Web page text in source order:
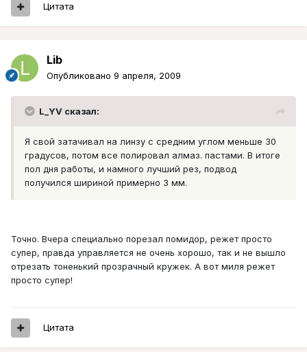
Цитата
Lib
Опубликовано 9 апреля, 2009
L_YV сказал:
Я свой затачивал на линзу с средним углом меньше 30
градусов, потом все полировал алмаз. пастами. В итоге
пол дня работы, и намного лучший рез, подвод
получился шириной примерно 3 мм.
Точно. Вчера специально порезал помидор, режет просто
супер, правда управляется не очень хорошо, так и не вышло
отрезать тоненький прозрачный кружек. А вот миля режет
просто супер!
Цитата